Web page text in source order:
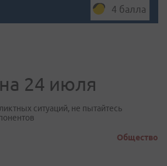
4 балла
24 июля
ситуаций, не пытайтесь
Общество